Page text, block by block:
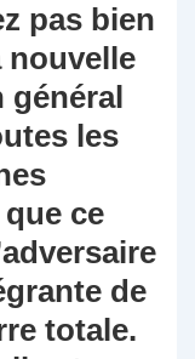
pas bien
nouvelle
général
les
ce
de
totale.